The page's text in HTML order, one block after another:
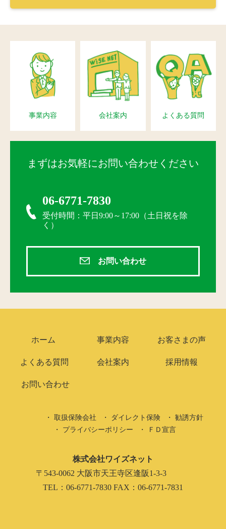
事業内容 会社案内 よくある質問
まずはお気軽にお問い合わせください
06-6771-7830
受付時間：平日9:00～17:00（土日祝を除
く）
お問い合わせ
ホーム 事業内容 お客さまの声
よくある質問 会社案内 採用情報
お問い合わせ
取扱保険会社 ダイレクト保険
勧誘方針
プライバシーポリシー
ＦＤ宣言
株式会社ワイズネット
〒543-0062 大阪市天王寺区逢阪1-3-3
TEL：06-6771-7830 FAX：06-6771-7831